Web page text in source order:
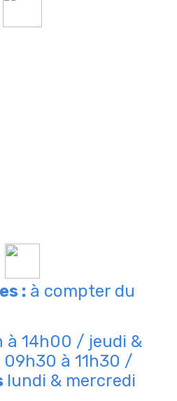
: à compter du
à 14h00 / jeudi &
à 11h30 /
lundi & mercredi